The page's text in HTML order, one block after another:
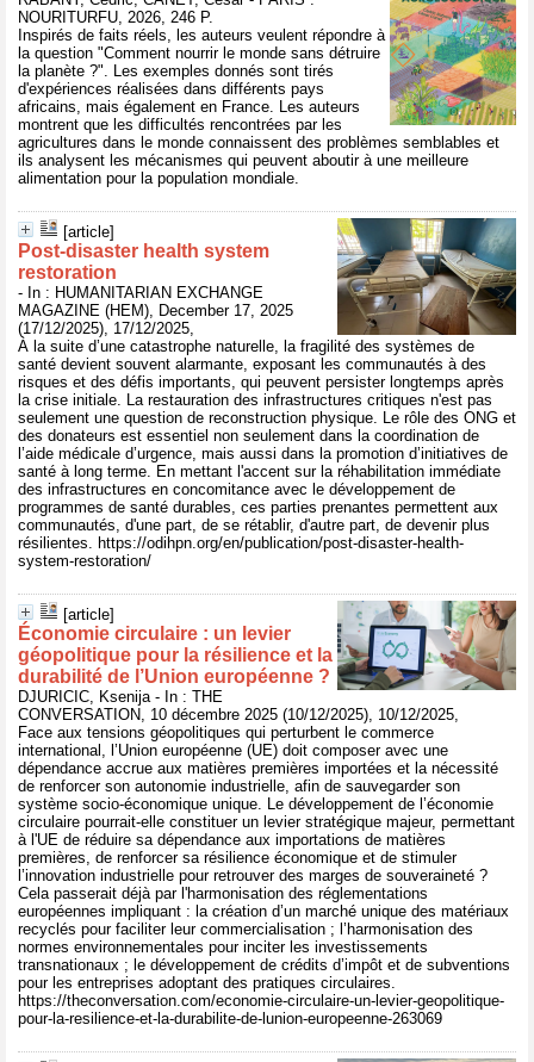
NOURITURFU, 2026, 246 P.
Inspirés de faits réels, les auteurs veulent répondre à
la question "Comment nourrir le monde sans détruire
la planète ?". Les exemples donnés sont tirés
d'expériences réalisées dans différents pays
africains, mais également en France. Les auteurs
montrent que les difficultés rencontrées par les
agricultures dans le monde connaissent des problèmes semblables et
ils analysent les mécanismes qui peuvent aboutir à une meilleure
alimentation pour la population mondiale.
[article]
Post-disaster health system
restoration
- In : HUMANITARIAN EXCHANGE
MAGAZINE (HEM), December 17, 2025
(17/12/2025), 17/12/2025,
À la suite d’une catastrophe naturelle, la fragilité des systèmes de
santé devient souvent alarmante, exposant les communautés à des
risques et des défis importants, qui peuvent persister longtemps après
la crise initiale. La restauration des infrastructures critiques n'est pas
seulement une question de reconstruction physique. Le rôle des ONG et
des donateurs est essentiel non seulement dans la coordination de
l’aide médicale d’urgence, mais aussi dans la promotion d’initiatives de
santé à long terme. En mettant l'accent sur la réhabilitation immédiate
des infrastructures en concomitance avec le développement de
programmes de santé durables, ces parties prenantes permettent aux
communautés, d'une part, de se rétablir, d'autre part, de devenir plus
résilientes. https://odihpn.org/en/publication/post-disaster-health-
system-restoration/
[article]
Économie circulaire : un levier
géopolitique pour la résilience et la
durabilité de l’Union européenne ?
DJURICIC, Ksenija - In : THE
CONVERSATION, 10 décembre 2025 (10/12/2025), 10/12/2025,
Face aux tensions géopolitiques qui perturbent le commerce
international, l’Union européenne (UE) doit composer avec une
dépendance accrue aux matières premières importées et la nécessité
de renforcer son autonomie industrielle, afin de sauvegarder son
système socio-économique unique. Le développement de l’économie
circulaire pourrait-elle constituer un levier stratégique majeur, permettant
à l'UE de réduire sa dépendance aux importations de matières
premières, de renforcer sa résilience économique et de stimuler
l’innovation industrielle pour retrouver des marges de souveraineté ?
Cela passerait déjà par l'harmonisation des réglementations
européennes impliquant : la création d’un marché unique des matériaux
recyclés pour faciliter leur commercialisation ; l’harmonisation des
normes environnementales pour inciter les investissements
transnationaux ; le développement de crédits d’impôt et de subventions
pour les entreprises adoptant des pratiques circulaires.
https://theconversation.com/economie-circulaire-un-levier-geopolitique-
pour-la-resilience-et-la-durabilite-de-lunion-europeenne-263069